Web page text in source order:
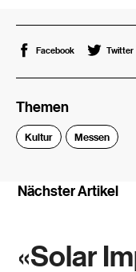
Facebook Twitter
Themen
Kultur Messen
Nächster Artikel
«Solar